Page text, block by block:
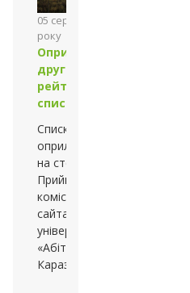
05 серпня 2013
року
Оприлюднено
другий
рейтинговий
список
Списки
оприлюднено
на стендах
Приймальної
комісії та
сайтах —
університету й
«Абітурієнт
Каразінського»